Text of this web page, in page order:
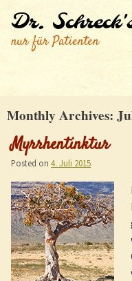
Dr.
nur für Patienten
Monthly Archives:
Myrrhentinktur
Posted on 4. Juli 2015